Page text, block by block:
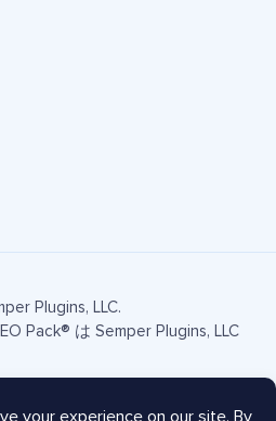
Plugins, LLC.
Pack® は Semper Plugins, LLC
シー FTC開示 サイトマップ